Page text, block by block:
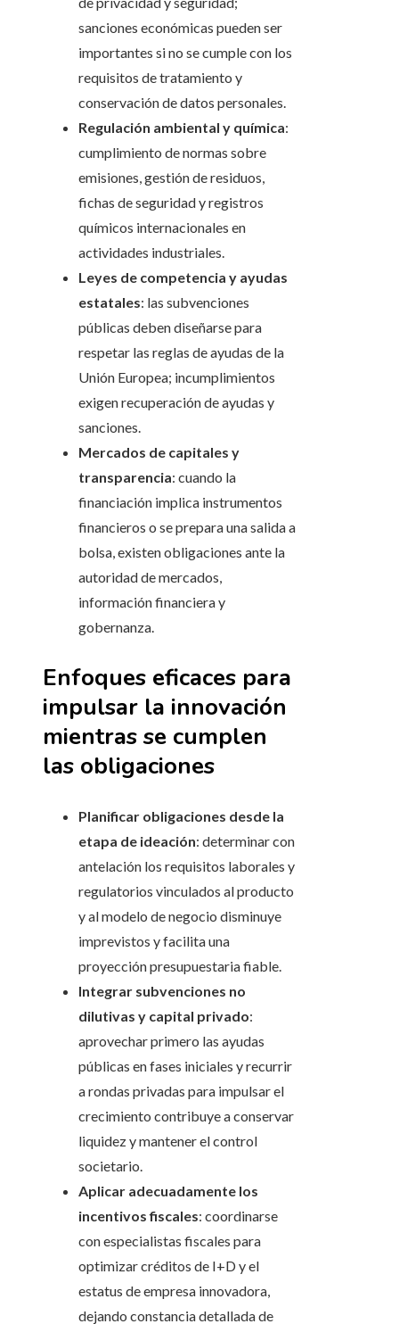
sanciones económicas pueden ser
importantes si no se cumple con los
requisitos de tratamiento y
conservación de datos personales.
Regulación ambiental y química:
cumplimiento de normas sobre
emisiones, gestión de residuos,
fichas de seguridad y registros
químicos internacionales en
actividades industriales.
Leyes de competencia y ayudas
estatales: las subvenciones
públicas deben diseñarse para
respetar las reglas de ayudas de la
Unión Europea; incumplimientos
exigen recuperación de ayudas y
sanciones.
Mercados de capitales y
transparencia: cuando la
financiación implica instrumentos
financieros o se prepara una salida a
bolsa, existen obligaciones ante la
autoridad de mercados,
información financiera y
gobernanza.
Enfoques eficaces para
impulsar la innovación
mientras se cumplen
las obligaciones
Planificar obligaciones desde la
etapa de ideación: determinar con
antelación los requisitos laborales y
regulatorios vinculados al producto
y al modelo de negocio disminuye
imprevistos y facilita una
proyección presupuestaria fiable.
Integrar subvenciones no
dilutivas y capital privado:
aprovechar primero las ayudas
públicas en fases iniciales y recurrir
a rondas privadas para impulsar el
crecimiento contribuye a conservar
liquidez y mantener el control
societario.
Aplicar adecuadamente los
incentivos fiscales: coordinarse
con especialistas fiscales para
optimizar créditos de I+D y el
estatus de empresa innovadora,
dejando constancia detallada de